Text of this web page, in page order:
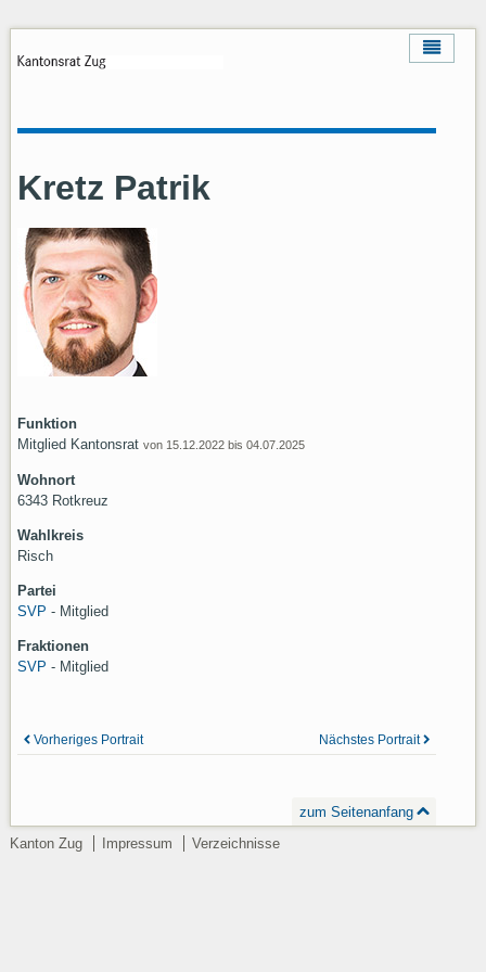
Kretz Patrik
Funktion
Mitglied Kantonsrat von 15.12.2022 bis 04.07.2025
Wohnort
6343 Rotkreuz
Wahlkreis
Risch
Partei
SVP - Mitglied
Fraktionen
SVP - Mitglied
Vorheriges Portrait Nächstes Portrait
zum Seitenanfang
Kanton Zug
Impressum Verzeichnisse